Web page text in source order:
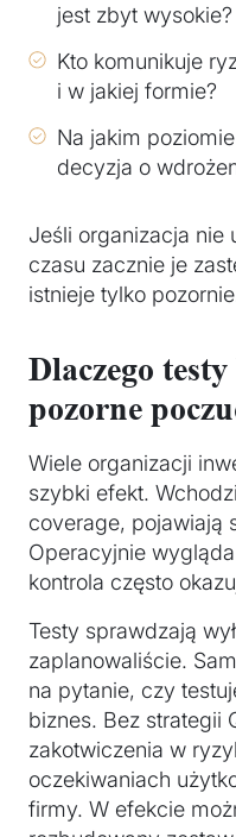
jest zbyt wysokie?
Kto komunikuje
i w jakiej formie?
Na jakim
decyzja o
Jeśli organizacja nie
czasu zacznie je
istnieje tylko
Dlaczego
pozorne
Wiele organizacji
szybki efekt.
coverage, pojawiają
Operacyjnie
kontrola często
Testy sprawdzają
zaplanowaliście.
na pytanie, czy
biznes. Bez strategii
zakotwiczenia w
oczekiwaniach
firmy. W efekcie